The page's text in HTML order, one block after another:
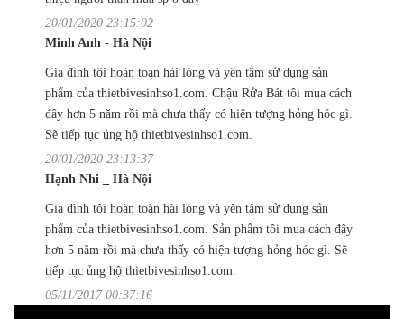
20/01/2020 23:15:02
Minh Anh - Hà Nội
Gia đình tôi hoàn toàn hài lòng và yên tâm sử dụng sản
phẩm của thietbivesinhso1.com. Chậu Rửa Bát tôi mua cách
đây hơn 5 năm rồi mà chưa thấy có hiện tượng hỏng hóc gì.
Sẽ tiếp tục ủng hộ thietbivesinhso1.com.
20/01/2020 23:13:37
Hạnh Nhi _ Hà Nội
Gia đình tôi hoàn toàn hài lòng và yên tâm sử dụng sản
phẩm của thietbivesinhso1.com. Sản phẩm tôi mua cách đây
hơn 5 năm rồi mà chưa thấy có hiện tượng hỏng hóc gì. Sẽ
tiếp tục ủng hộ thietbivesinhso1.com.
05/11/2017 00:37:16